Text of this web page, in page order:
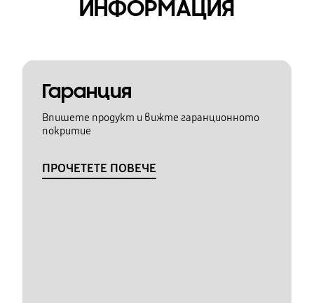
ИНФОРМАЦИЯ
Гаранция
Впишете продукт и вижте гаранционното
покритие
ПРОЧЕТЕТЕ ПОВЕЧЕ